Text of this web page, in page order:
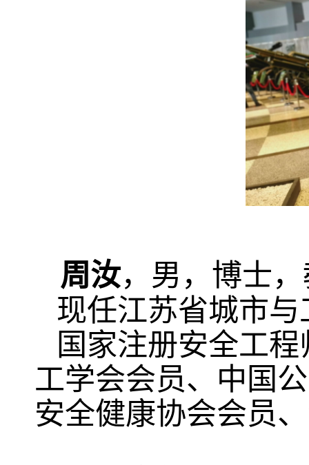
周汝，男，博士
现任江苏省城市
国家注册安全工
工学会会员、中国
安全健康协会会员